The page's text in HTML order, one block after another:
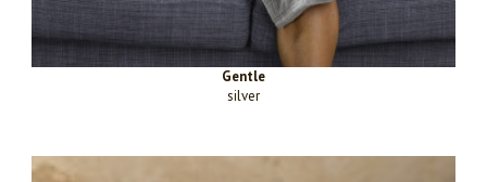
Gentle
silver